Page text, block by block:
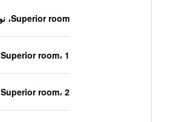
Superior room، نوع السرير غير معروف
Superior room، 1 سرير كينغ
Superior room، 2 من أسرّة التوأم